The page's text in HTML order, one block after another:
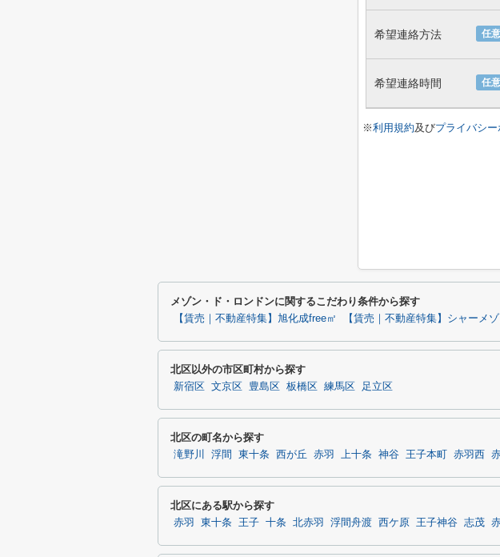
任意
希望連絡方法
任意
希望連絡時間
※利用規約及びプライバシー
メゾン・ド・ロンドンに関するこだわり条件から探す
【賃売｜不動産特集】旭化成free㎡ 【賃売｜不動産特集】シャーメ
北区以外の市区町村から探す
新宿区 文京区 豊島区 板橋区 練馬区 足立区
北区の町名から探す
滝野川 浮間 東十条 西が丘 赤羽 上十条 神谷 王子本町 赤羽西
北区にある駅から探す
赤羽 東十条 王子 十条 北赤羽 浮間舟渡 西ケ原 王子神谷 志茂